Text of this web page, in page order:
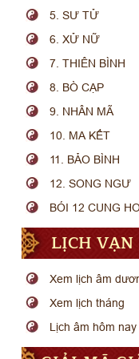
5. SƯ TỬ
6. XỬ NỮ
7. THIÊN BÌNH
8. BÒ CẠP
9. NHÂN MÃ
10. MA KẾT
11. BẢO BÌNH
12. SONG NGƯ
BÓI 12 CUNG
LỊCH
Xem lịch âm
Xem lịch tháng
Lịch âm hôm nay